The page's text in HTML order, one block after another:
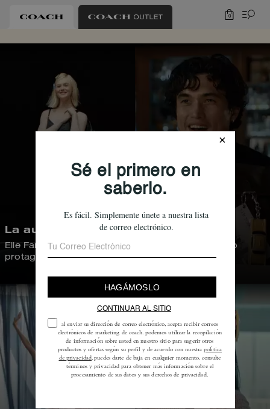
0
La audición
Elle Fanning como
protagonista
La cita
Charles Melton como
protagonista